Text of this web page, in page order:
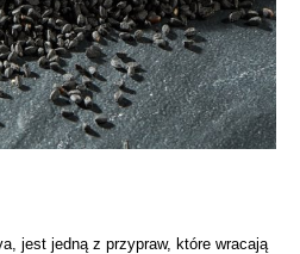
jest jedną z przypraw, które wracają